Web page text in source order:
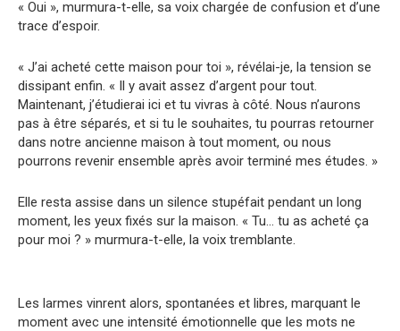
« Oui », murmura-t-elle, sa voix chargée de confusion et d’une
trace d’espoir.
« J’ai acheté cette maison pour toi », révélai-je, la tension se
dissipant enfin. « Il y avait assez d’argent pour tout.
Maintenant, j’étudierai ici et tu vivras à côté. Nous n’aurons
pas à être séparés, et si tu le souhaites, tu pourras retourner
dans notre ancienne maison à tout moment, ou nous
pourrons revenir ensemble après avoir terminé mes études. »
Elle resta assise dans un silence stupéfait pendant un long
moment, les yeux fixés sur la maison. « Tu… tu as acheté ça
pour moi ? » murmura-t-elle, la voix tremblante.
Les larmes vinrent alors, spontanées et libres, marquant le
moment avec une intensité émotionnelle que les mots ne